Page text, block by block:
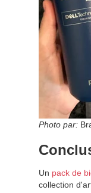
Photo par:
Un pack de
collection